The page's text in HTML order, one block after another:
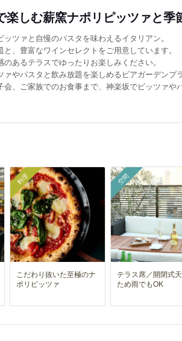
しむ薪窯ナポリピッツァと季
ツァと自慢のパスタを味わえるイタリアン。
、豊富なワインセレクトをご用意しています。
あるテラスでゆったりお楽しみください。
やパスタと飲み放題を楽しめるビアガーデンプ
会、ご家族でのお食事まで、神楽坂でピッツァや
料理
こだわり抜いた至極のナ
ポリピッツァ
空間
テラス席／開閉式
ため雨でもOK